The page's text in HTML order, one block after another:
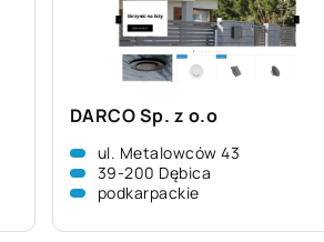
DARCO Sp. z o.o
ul. Metalowców 43
39-200 Dębica
podkarpackie